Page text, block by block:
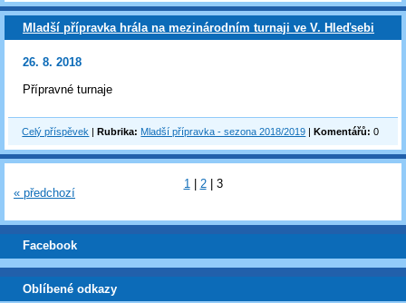
Mladší přípravka hrála na mezinárodním turnaji ve V. Hleďsebi
26. 8. 2018
Přípravné turnaje
Celý příspěvek |Rubrika: Mladší přípravka - sezona 2018/2019 |Komentářů: 0
« předchozí
1 2 3
Facebook
Oblíbené odkazy